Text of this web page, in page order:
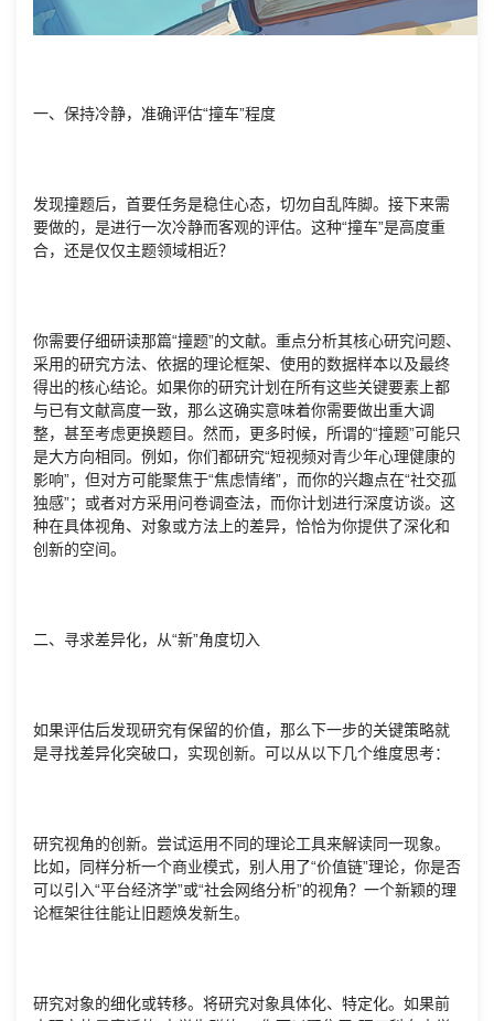
一、保持冷静，准确评估“撞车”程度
发现撞题后，首要任务是稳住心态，切勿自乱阵脚。接下来需
要做的，是进行一次冷静而客观的评估。这种“撞车”是高度重
合，还是仅仅主题领域相近？
你需要仔细研读那篇“撞题”的文献。重点分析其核心研究问题、
采用的研究方法、依据的理论框架、使用的数据样本以及最终
得出的核心结论。如果你的研究计划在所有这些关键要素上都
与已有文献高度一致，那么这确实意味着你需要做出重大调
整，甚至考虑更换题目。然而，更多时候，所谓的“撞题”可能只
是大方向相同。例如，你们都研究“短视频对青少年心理健康的
影响”，但对方可能聚焦于“焦虑情绪”，而你的兴趣点在“社交孤
独感”；或者对方采用问卷调查法，而你计划进行深度访谈。这
种在具体视角、对象或方法上的差异，恰恰为你提供了深化和
创新的空间。
二、寻求差异化，从“新”角度切入
如果评估后发现研究有保留的价值，那么下一步的关键策略就
是寻找差异化突破口，实现创新。可以从以下几个维度思考：
研究视角的创新。尝试运用不同的理论工具来解读同一现象。
比如，同样分析一个商业模式，别人用了“价值链”理论，你是否
可以引入“平台经济学”或“社会网络分析”的视角？一个新颖的理
论框架往往能让旧题焕发新生。
研究对象的细化或转移。将研究对象具体化、特定化。如果前